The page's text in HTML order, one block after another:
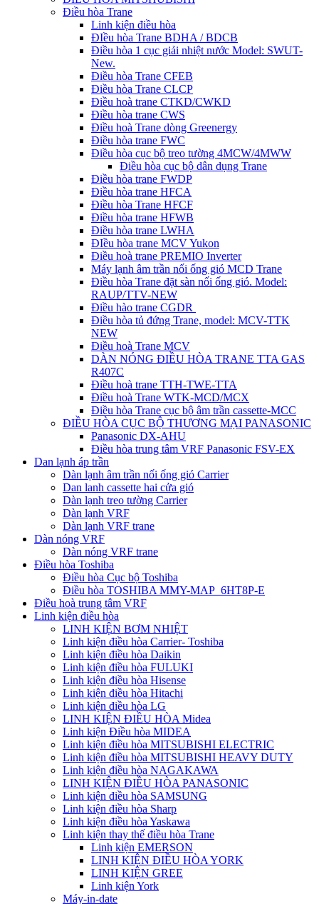
Điều hòa Trane
Linh kiện điều hòa
ĐIều hòa Trane BDHA / BDCB
Điều hòa 1 cục giải nhiệt nước Model: SWUT-
New.
Điều hòa Trane CFEB
Điều hòa Trane CLCP
Điều hoà trane CTKD/CWKD
Điều hòa trane CWS
Điều hoà Trane dòng Greenergy
Điều hòa trane FWC
Điều hòa cục bộ treo tường 4MCW/4MWW
Điều hòa cục bộ dân dụng Trane
Điều hòa trane FWDP
Điều hòa trane HFCA
Điều hòa Trane HFCF
Điều hòa trane HFWB
Điều hòa trane LWHA
ĐIều hòa trane MCV Yukon
Điều hoà trane PREMIO Inverter
Máy lạnh âm trần nối ống gió MCD Trane
Điều hòa Trane đặt sàn nối ống gió. Model:
RAUP/TTV-NEW
Điều hào trane CGDR
Điều hòa tủ đứng Trane, model: MCV-TTK
NEW
Điều hoà Trane MCV
DÀN NÓNG ĐIỀU HÒA TRANE TTA GAS
R407C
Điều hoà trane TTH-TWE-TTA
Điều hoà Trane WTK-MCD/MCX
Điều hòa Trane cục bộ âm trần cassette-MCC
ĐIỀU HÒA CỤC BỘ THƯƠNG MẠI PANASONIC
Panasonic DX-AHU
Điều hòa trung tâm VRF Panasonic FSV-EX
Dan lạnh áp trần
Dàn lạnh âm trần nối ống gió Carrier
Dan lanh cassette hai cửa gió
Dàn lạnh treo tường Carrier
Dàn lạnh VRF
Dàn lạnh VRF trane
Dàn nóng VRF
Dàn nóng VRF trane
Điều hòa Toshiba
Điều hòa Cục bộ Toshiba
Điều hòa TOSHIBA MMY-MAP_6HT8P-E
Điều hoà trung tâm VRF
Linh kiện điều hòa
LINH KIỆN BƠM NHIỆT
Linh kiện điều hòa Carrier- Toshiba
Linh kiện điều hòa Daikin
Linh kiện điều hòa FULUKI
Linh kiện điều hòa Hisense
Linh kiện điều hòa Hitachi
Linh kiện điều hòa LG
LINH KIỆN ĐIỀU HÒA Midea
Linh kiện Điều hòa MIDEA
Linh kiện điều hòa MITSUBISHI ELECTRIC
Linh kiện điều hòa MITSUBISHI HEAVY DUTY
Linh kiện điều hòa NAGAKAWA
LINH KIỆN ĐIỀU HÒA PANASONIC
Linh kiện điều hòa SAMSUNG
Linh kiện điều hòa Sharp
Linh kiện điều hòa Yaskawa
Linh kiện thay thế điều hòa Trane
Linh kiện EMERSON
LINH KIỆN ĐIỀU HÒA YORK
LINH KIỆN GREE
Linh kiện York
Máy-in-date